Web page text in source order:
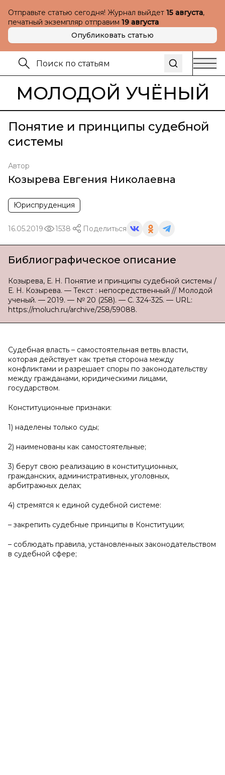
Отправьте статью сегодня! Журнал выйдет 15 августа,
печатный экземпляр отправим 19 августа
Опубликовать статью
МОЛОДОЙ УЧЁНЫЙ
Понятие и принципы судебной
системы
Автор
Козырева Евгения Николаевна
Юриспруденция
16.05.2019 1538 Поделиться
Библиографическое описание
Козырева, Е. Н. Понятие и принципы судебной системы /
Е. Н. Козырева. — Текст : непосредственный // Молодой
ученый. — 2019. — № 20 (258). — С. 324-325. — URL:
https://moluch.ru/archive/258/59088.
Судебная власть – самостоятельная ветвь власти,
которая действует как третья сторона между
конфликтами и разрешает споры по законодательству
между гражданами, юридическими лицами,
государством.
Конституционные признаки:
1) наделены только суды;
2) наименованы как самостоятельные;
3) берут свою реализацию в конституционных,
гражданских, административных, уголовных,
арбитражных делах;
4) стремятся к единой судебной системе:
– закрепить судебные принципы в Конституции;
– соблюдать правила, установленных законодательством
в судебной сфере;